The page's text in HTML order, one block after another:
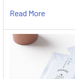
Read More